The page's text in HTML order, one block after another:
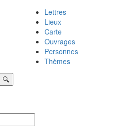
Lettres
Lieux
Carte
Ouvrages
Personnes
Thèmes